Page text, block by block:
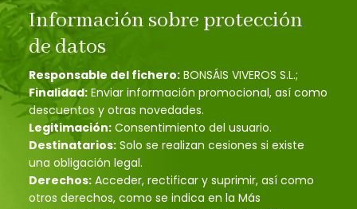
Información sobre protección
de datos
Responsable del fichero: BONSÁIS VIVEROS S.L.;
Finalidad: Enviar información promocional, así como
descuentos y otras novedades.
Legitimación: Consentimiento del usuario.
Destinatarios: Solo se realizan cesiones si existe
una obligación legal.
Derechos: Acceder, rectificar y suprimir, así como
otros derechos, como se indica en la Más